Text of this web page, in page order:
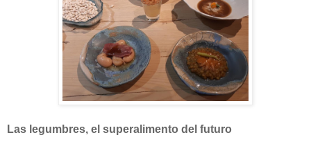
Las legumbres, el superalimento del futuro